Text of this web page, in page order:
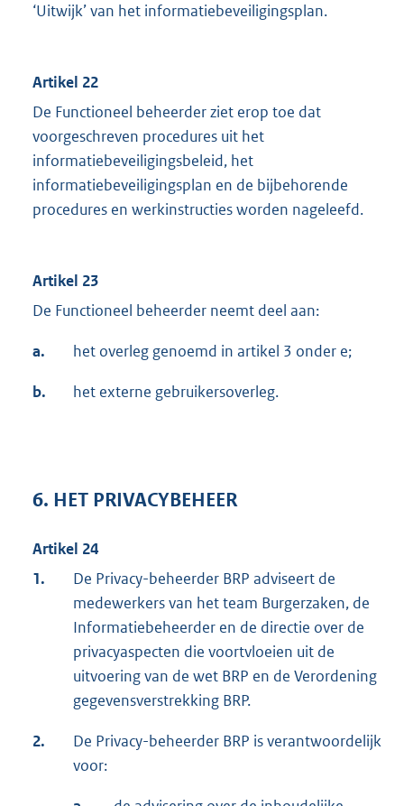
‘Uitwijk’ van het informatiebeveiligingsplan.
Artikel 22
De Functioneel beheerder ziet erop toe dat
voorgeschreven procedures uit het
informatiebeveiligingsbeleid, het
informatiebeveiligingsplan en de bijbehorende
procedures en werkinstructies worden nageleefd.
Artikel 23
De Functioneel beheerder neemt deel aan:
a. het overleg genoemd in artikel 3 onder e;
b. het externe gebruikersoverleg.
6. HET PRIVACYBEHEER
Artikel 24
1.
De Privacy-beheerder BRP adviseert de
medewerkers van het team Burgerzaken, de
Informatiebeheerder en de directie over de
privacyaspecten die voortvloeien uit de
uitvoering van de wet BRP en de Verordening
gegevensverstrekking BRP.
2.
De Privacy-beheerder BRP is verantwoordelijk
voor: